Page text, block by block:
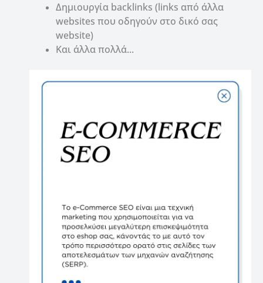
Δημιουργία backlinks (links από άλλα
websites που οδηγούν στο δικό σας
website)
Και άλλα πολλά...